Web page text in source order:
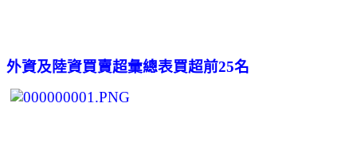
外資及陸資買賣超彙總表買超前25名